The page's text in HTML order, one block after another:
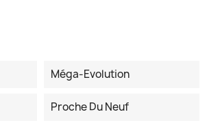
Méga-Evolution
Proche Du Neuf